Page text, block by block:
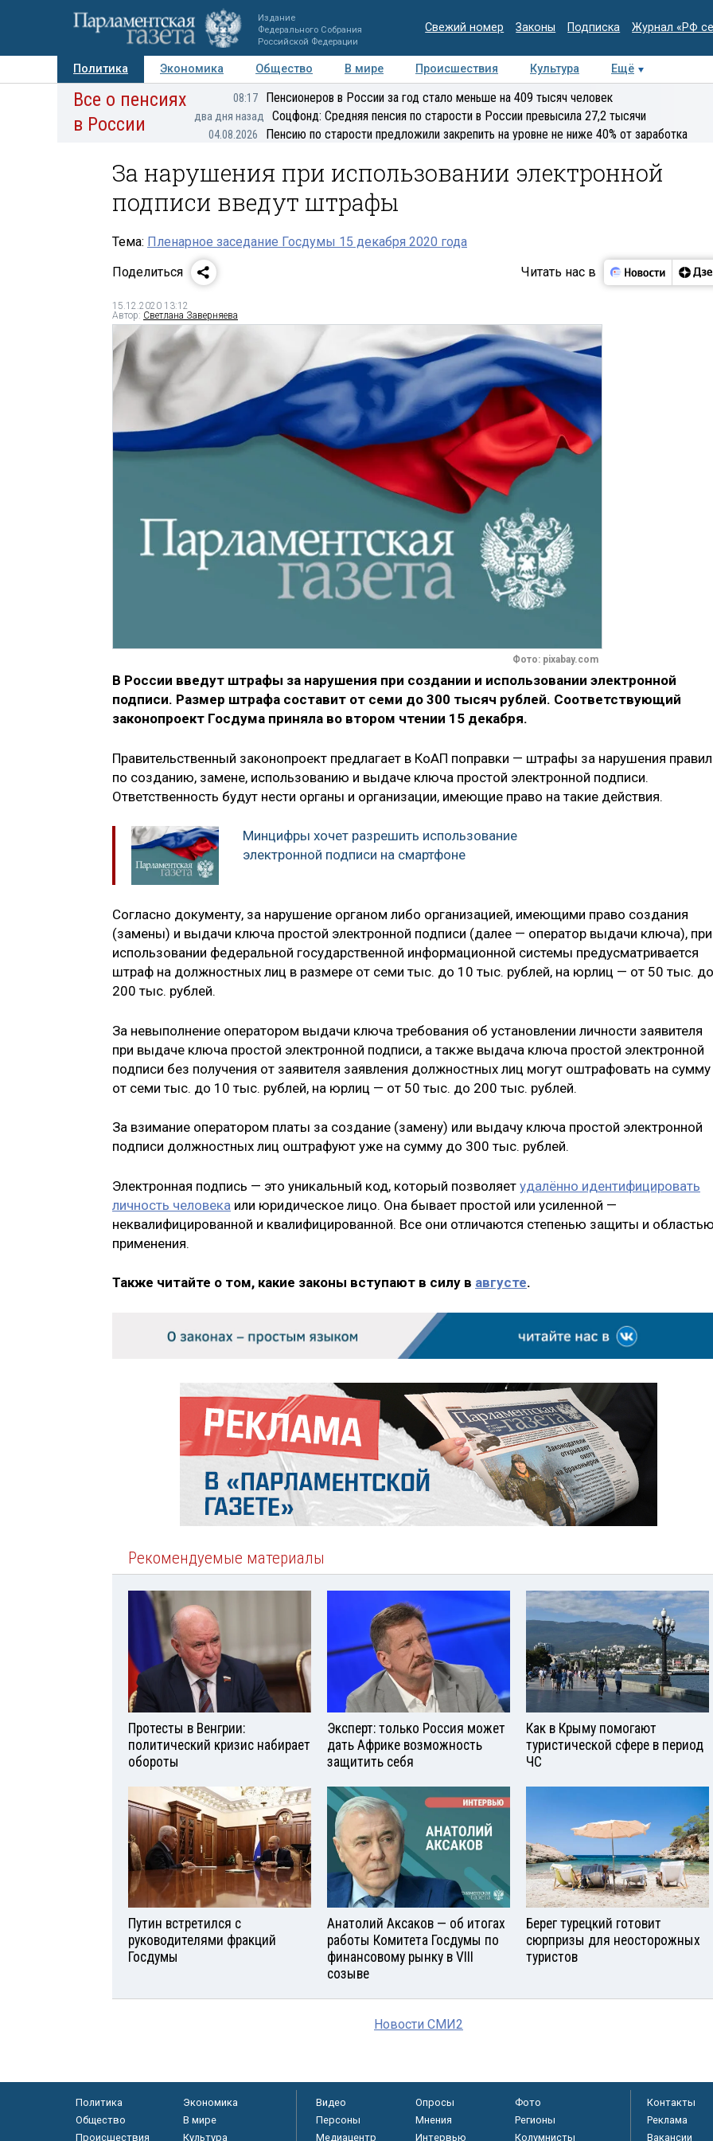
Издание
Федерального Собрания
Российской Федерации
Свежий номер Законы Подписка Журнал «РФ
Политика Экономика Общество В мире Происшествия Культура
Ещё
Авторы Персоны Мнения Регионы Медиацентр Интервью Колумнисты
Все о пенсиях
в России
08:17 Пенсионеров в России за год стало меньше на 409 тысяч человек
два дня назад Соцфонд: Средняя пенсия по старости в России превысила 27,2 тысячи
04.08.2026 Пенсию по старости предложили закрепить на уровне не ниже 40% от заработка
За нарушения при использовании электронной
подписи введут штрафы
Тема: Пленарное заседание Госдумы 15 декабря 2020 года
Поделиться
Читать нас в
15.12.2020 13:12
Автор: Светлана Заверняева
Фото: pixabay.com
В России введут штрафы за нарушения при создании и использовании электронной
подписи. Размер штрафа составит от семи до 300 тысяч рублей. Соответствующий
законопроект Госдума приняла во втором чтении 15 декабря.
Правительственный законопроект предлагает в КоАП поправки — штрафы за нарушения правил
по созданию, замене, использованию и выдаче ключа простой электронной подписи.
Ответственность будут нести органы и организации, имеющие право на такие действия.
Минцифры хочет разрешить использование
электронной подписи на смартфоне
Согласно документу, за нарушение органом либо организацией, имеющими право создания
(замены) и выдачи ключа простой электронной подписи (далее — оператор выдачи ключа), при
использовании федеральной государственной информационной системы предусматривается
штраф на должностных лиц в размере от семи тыс. до 10 тыс. рублей, на юрлиц — от 50 тыс. до
200 тыс. рублей.
За невыполнение оператором выдачи ключа требования об установлении личности заявителя
при выдаче ключа простой электронной подписи, а также выдача ключа простой электронной
подписи без получения от заявителя заявления должностных лиц могут оштрафовать на сумму
от семи тыс. до 10 тыс. рублей, на юрлиц — от 50 тыс. до 200 тыс. рублей.
За взимание оператором платы за создание (замену) или выдачу ключа простой электронной
подписи должностных лиц оштрафуют уже на сумму до 300 тыс. рублей.
Электронная подпись — это уникальный код, который позволяет удалённо идентифицировать
личность человека или юридическое лицо. Она бывает простой или усиленной —
неквалифицированной и квалифицированной. Все они отличаются степенью защиты и
применения.
Также читайте о том, какие законы вступают в силу в августе.
Рекомендуемые материалы
Протесты в Венгрии:
политический кризис набирает
обороты
Эксперт: только Россия может
дать Африке возможность
защитить себя
Как в Крыму помогают
туристической сфере в период
ЧС
Путин встретился с
руководителями фракций
Госдумы
Анатолий Аксаков — об итогах
работы Комитета Госдумы по
финансовому рынку в VIII
созыве
Берег турецкий готовит
сюрпризы для неосторожных
туристов
Новости СМИ2
Политика
Экономика
Общество
В мире
Происшествия
Культура
Видео Опросы
Фото
Персоны
Мнения
Регионы
Медиацентр
Интервью Колумнисты
Контакты
Реклама
Вакансии